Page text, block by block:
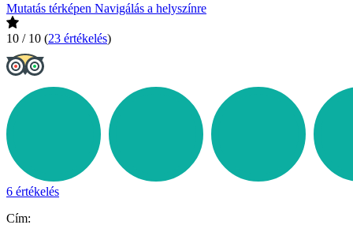
Mutatás térképen Navigálás a helyszínre
10 / 10 (23 értékelés)
6 értékelés
Cím: